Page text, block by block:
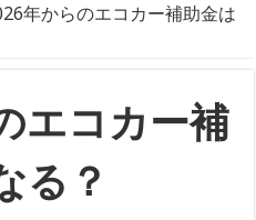
年からのエコカー補助金は
エコカー補
る？